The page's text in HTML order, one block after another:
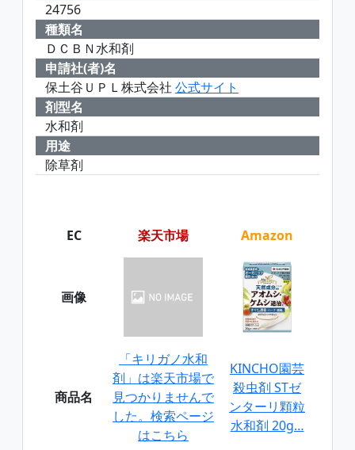
24756
種類名
ＤＣＢＮ水和剤
申請社(者)名
保土谷ＵＰＬ株式会社 公式サイト
剤型名
水和剤
用途
除草剤
EC 楽天市場 Amazon
画像
商品名
「キリガノ水和
剤」は楽天市場で
見つかりませんで
した。検索ページ
はこちら
KINCHO園芸
殺虫剤 STゼ
ンターリ顆粒
水和剤 20g…